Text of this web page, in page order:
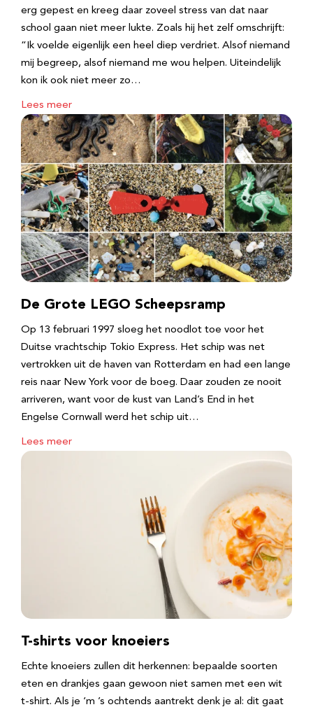
erg gepest en kreeg daar zoveel stress van dat naar
school gaan niet meer lukte. Zoals hij het zelf omschrijft:
“Ik voelde eigenlijk een heel diep verdriet. Alsof niemand
mij begreep, alsof niemand me wou helpen. Uiteindelijk
kon ik ook niet meer zo…
Lees meer
De Grote LEGO Scheepsramp
Op 13 februari 1997 sloeg het noodlot toe voor het
Duitse vrachtschip Tokio Express. Het schip was net
vertrokken uit de haven van Rotterdam en had een lange
reis naar New York voor de boeg. Daar zouden ze nooit
arriveren, want voor de kust van Land’s End in het
Engelse Cornwall werd het schip uit…
Lees meer
T-shirts voor knoeiers
Echte knoeiers zullen dit herkennen: bepaalde soorten
eten en drankjes gaan gewoon niet samen met een wit
t-shirt. Als je ‘m ’s ochtends aantrekt denk je al: dit gaat